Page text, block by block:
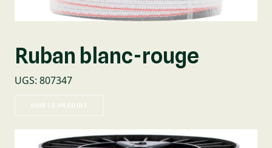
Ruban blanc-rouge
UGS: 807347
VOIR LE PRODUIT